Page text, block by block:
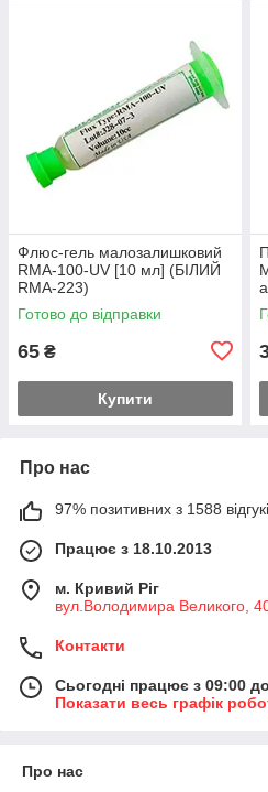
Флюс-гель малозалишковий
RMA-100-UV [10 мл] (БІЛИЙ
RMA-223)
Готово до відправки
65 ₴
Купити
Про нас
97% позитивних з 1588
Працює з 18.10.2013
м. Кривий Ріг
вул.Володимира Великого,
Контакти
Сьогодні працює з 09:00
Показати весь графік
Про нас